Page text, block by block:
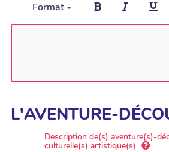
Format
L'AVENTURE-
Description de(s) aventure(s)-
culturelle(s) artistique(s)